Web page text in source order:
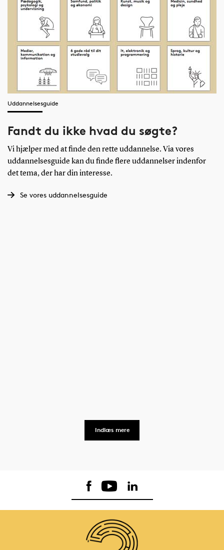
Uddannelsesguide
Fandt du ikke hvad du søgte?
Vi hjælper med at finde den rette uddannelse. Via vores
uddannelsesguide kan du finde flere uddannelser indenfor
det tema, der har din interesse.
Se vores uddannelsesguide
Indlæs mere